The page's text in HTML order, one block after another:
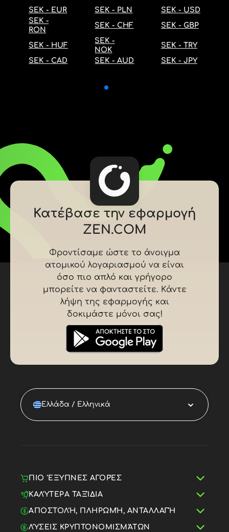
SEK - EUR SEK - PLN SEK - USD
SEK -
RON
SEK - CHF SEK - GBP
SEK - HUF
SEK -
NOK
SEK - TRY
SEK - CAD SEK - AUD SEK - JPY
Κατέβασε την εφαρμογή
ZEN.COM
Φροντίσαμε ώστε το άνοιγμα
ατομικού λογαριασμού να είναι
όσο πιο απλό και γρήγορο
μπορείτε να φανταστείτε. Κάντε
λήψη της εφαρμογής και
δοκιμάστε μόνοι σας!
Ελλάδα / Ελληνικά
ΠΙΟ ΈΞΥΠΝΕΣ ΑΓΟΡΈΣ
ΚΑΛΎΤΕΡΑ ΤΑΞΊΔΙΑ
ΑΠΟΣΤΟΛΉ, ΠΛΗΡΩΜΉ, ΑΝΤΑΛΛΑΓΉ
ΛΎΣΕΙΣ ΚΡΥΠΤΟΝΟΜΙΣΜΆΤΩΝ